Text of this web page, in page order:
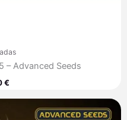
– Advanced Seeds
€
de